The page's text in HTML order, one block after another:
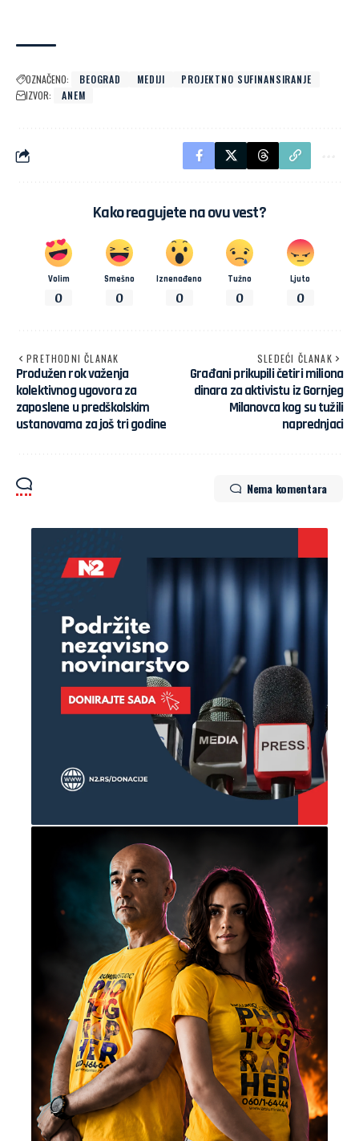
OZNAČENO: BEOGRAD MEDIJI
PROJEKTNO SUFINANSIRANJE
IZVOR:
ANEM
Kako reagujete na ovu vest?
Volim
0
Smešno
0
Iznenađeno
0
Tužno
0
Ljuto
0
PRETHODNI ČLANAK
Produžen rok važenja
kolektivnog ugovora za
zaposlene u predškolskim
ustanovama za još tri godine
SLEDEĆI ČLANAK
Građani prikupili četiri miliona
dinara za aktivistu iz Gornjeg
Milanovca kog su tužili
naprednjaci
Nema komentara